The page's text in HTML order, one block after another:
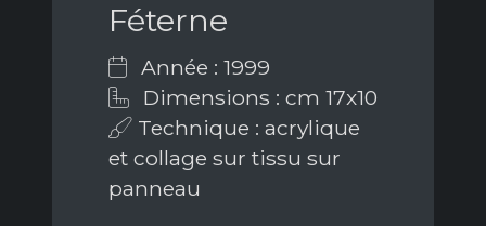
Féterne
Année : 1999
Dimensions : cm 17x10
Technique : acrylique
et collage sur tissu sur
panneau